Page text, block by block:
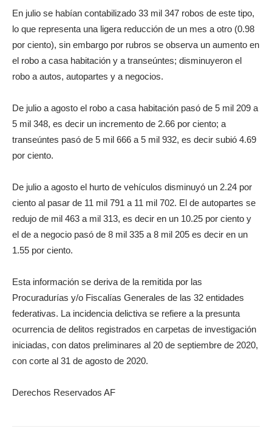
En julio se habían contabilizado 33 mil 347 robos de este tipo,
lo que representa una ligera reducción de un mes a otro (0.98
por ciento), sin embargo por rubros se observa un aumento en
el robo a casa habitación y a transeúntes; disminuyeron el
robo a autos, autopartes y a negocios.
De julio a agosto el robo a casa habitación pasó de 5 mil 209 a
5 mil 348, es decir un incremento de 2.66 por ciento; a
transeúntes pasó de 5 mil 666 a 5 mil 932, es decir subió 4.69
por ciento.
De julio a agosto el hurto de vehículos disminuyó un 2.24 por
ciento al pasar de 11 mil 791 a 11 mil 702. El de autopartes se
redujo de mil 463 a mil 313, es decir en un 10.25 por ciento y
el de a negocio pasó de 8 mil 335 a 8 mil 205 es decir en un
1.55 por ciento.
Esta información se deriva de la remitida por las
Procuradurías y/o Fiscalías Generales de las 32 entidades
federativas. La incidencia delictiva se refiere a la presunta
ocurrencia de delitos registrados en carpetas de investigación
iniciadas, con datos preliminares al 20 de septiembre de 2020,
con corte al 31 de agosto de 2020.
Derechos Reservados AF